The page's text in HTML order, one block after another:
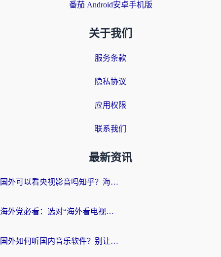
番茄 Android安卓手机版
关于我们
服务条款
隐私协议
应用权限
联系我们
最新资讯
国外可以看央视影音吗知乎？海外党亲测有效的回国加速方案
海外党必看：选对“海外看电视剧软件”，再也不用愁国内剧刷不了
国外如何听国内音乐软件？别让地域限制，断了你的中文歌单